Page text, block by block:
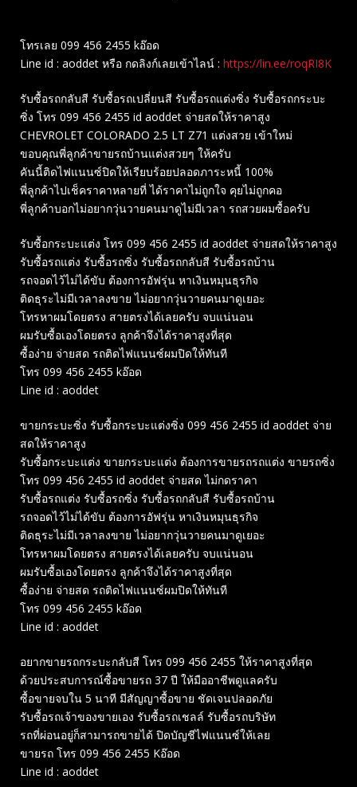
โทรเลย 099 456 2455 kอ๊อด
Line id : aoddet หรือ กดลิงก์เลยเข้าไลน์ : https://lin.ee/roqRI8K
รับซื้อรถกลับสี รับซื้อรถเปลี่ยนสี รับซื้อรถแต่งซิ่ง รับซื้อรถกระบะ
ซิ่ง โทร 099 456 2455 id aoddet จ่ายสดให้ราคาสูง
CHEVROLET COLORADO 2.5 LT Z71 แต่งสวย เข้าใหม่
ขอบคุณพี่ลูกค้าขายรถบ้านแต่งสวยๆ ให้ครับ
คันนี้ติดไฟแนนซ์ปิดให้เรียบร้อยปลอดภาระหนี้ 100%
พี่ลูกค้าไปเช็คราคาหลายที่ ได้ราคาไม่ถูกใจ คุยไม่ถูกคอ
พี่ลูกค้าบอกไม่อยากวุ่นวายคนมาดูไม่มีเวลา รถสวยผมซื้อครับ
รับซื้อกระบะแต่ง โทร 099 456 2455 id aoddet จ่ายสดให้ราคาสูง
รับซื้อรถแต่ง รับซื้อรถซิ่ง รับซื้อรถกลับสี รับซื้อรถบ้าน
รถจอดไว้ไม่ได้ขับ ต้องการอัฟรุ่น หาเงินหมุนธุรกิจ
ติดธุระไม่มีเวลาลงขาย ไม่อยากวุ่นวายคนมาดูเยอะ
โทรหาผมโดยตรง สายตรงได้เลยครับ จบแน่นอน
ผมรับซื้อเองโดยตรง ลูกค้าจึงได้ราคาสูงที่สุด
ซื้อง่าย จ่ายสด รถติดไฟแนนซ์ผมปิดให้ทันที
โทร 099 456 2455 kอ๊อด
Line id : aoddet
ขายกระบะซิ่ง รับซื้อกระบะแต่งซิ่ง 099 456 2455 id aoddet จ่าย
สดให้ราคาสูง
รับซื้อกระบะแต่ง ขายกระบะแต่ง ต้องการขายรถรถแต่ง ขายรถซิ่ง
โทร 099 456 2455 id aoddet จ่ายสด ไม่กดราคา
รับซื้อรถแต่ง รับซื้อรถซิ่ง รับซื้อรถกลับสี รับซื้อรถบ้าน
รถจอดไว้ไม่ได้ขับ ต้องการอัฟรุ่น หาเงินหมุนธุรกิจ
ติดธุระไม่มีเวลาลงขาย ไม่อยากวุ่นวายคนมาดูเยอะ
โทรหาผมโดยตรง สายตรงได้เลยครับ จบแน่นอน
ผมรับซื้อเองโดยตรง ลูกค้าจึงได้ราคาสูงที่สุด
ซื้อง่าย จ่ายสด รถติดไฟแนนซ์ผมปิดให้ทันที
โทร 099 456 2455 kอ๊อด
Line id : aoddet
อยากขายรถกระบะกลับสี โทร 099 456 2455 ให้ราคาสูงที่สุด
ด้วยประสบการณ์ซื้อขายรถ 37 ปี ให้มืออาชีพดูแลครับ
ซื้อขายจบใน 5 นาที มีสัญญาซื้อขาย ชัดเจนปลอดภัย
รับซื้อรถเจ้าของขายเอง รับซื้อรถเชลล์ รับซื้อรถบริษัท
รถที่ผ่อนอยู่ก็สามารถขายได้ ปิดบัญชีไฟแนนซ์ให้เลย
ขายรถ โทร 099 456 2455 Kอ๊อด
Line id : aoddet